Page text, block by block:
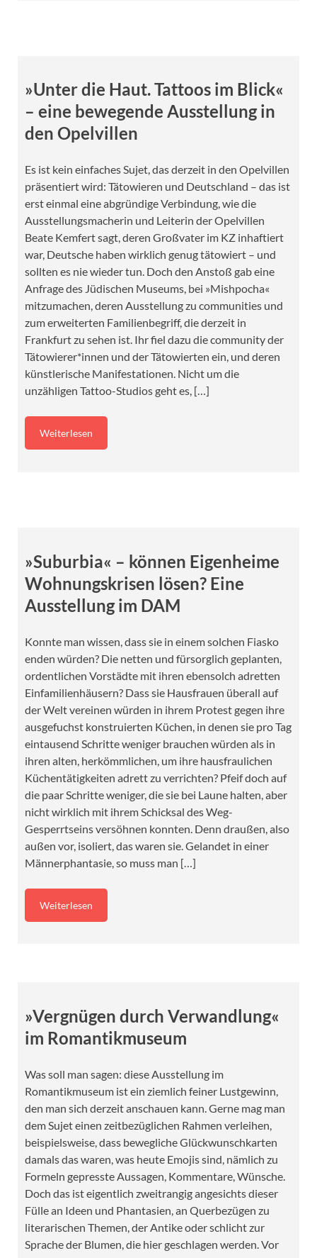
»Unter die Haut. Tattoos im Blick«
– eine bewegende Ausstellung in
den Opelvillen
Es ist kein einfaches Sujet, das derzeit in den Opelvillen
präsentiert wird: Tätowieren und Deutschland – das ist
erst einmal eine abgründige Verbindung, wie die
Ausstellungsmacherin und Leiterin der Opelvillen
Beate Kemfert sagt, deren Großvater im KZ inhaftiert
war, Deutsche haben wirklich genug tätowiert – und
sollten es nie wieder tun. Doch den Anstoß gab eine
Anfrage des Jüdischen Museums, bei »Mishpocha«
mitzumachen, deren Ausstellung zu communities und
zum erweiterten Familienbegriff, die derzeit in
Frankfurt zu sehen ist. Ihr fiel dazu die community der
Tätowierer*innen und der Tätowierten ein, und deren
künstlerische Manifestationen. Nicht um die
unzähligen Tattoo-Studios geht es, […]
Weiterlesen
»Suburbia« – können Eigenheime
Wohnungskrisen lösen? Eine
Ausstellung im DAM
Konnte man wissen, dass sie in einem solchen Fiasko
enden würden? Die netten und fürsorglich geplanten,
ordentlichen Vorstädte mit ihren ebensolch adretten
Einfamilienhäusern? Dass sie Hausfrauen überall auf
der Welt vereinen würden in ihrem Protest gegen ihre
ausgefuchst konstruierten Küchen, in denen sie pro Tag
eintausend Schritte weniger brauchen würden als in
ihren alten, herkömmlichen, um ihre hausfraulichen
Küchentätigkeiten adrett zu verrichten? Pfeif doch auf
die paar Schritte weniger, die sie bei Laune halten, aber
nicht wirklich mit ihrem Schicksal des Weg-
Gesperrtseins versöhnen konnten. Denn draußen, also
außen vor, isoliert, das waren sie. Gelandet in einer
Männerphantasie, so muss man […]
Weiterlesen
»Vergnügen durch Verwandlung«
im Romantikmuseum
Was soll man sagen: diese Ausstellung im
Romantikmuseum ist ein ziemlich feiner Lustgewinn,
den man sich derzeit anschauen kann. Gerne mag man
dem Sujet einen zeitbezüglichen Rahmen verleihen,
beispielsweise, dass bewegliche Glückwunschkarten
damals das waren, was heute Emojis sind, nämlich zu
Formeln gepresste Aussagen, Kommentare, Wünsche.
Doch das ist eigentlich zweitrangig angesichts dieser
Fülle an Ideen und Phantasien, an Querbezügen zu
literarischen Themen, der Antike oder schlicht zur
Sprache der Blumen, die hier geschlagen werden. Vor